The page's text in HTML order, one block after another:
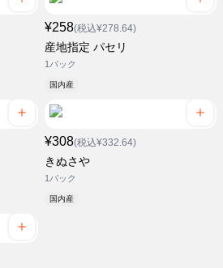
¥258(税込¥278.64)
産地指定 パセリ
1パック
国内産
¥308(税込¥332.64)
きぬさや
1パック
国内産